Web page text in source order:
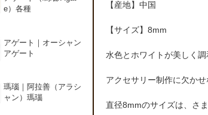
【産地】中国
【サイズ】8mm
水色とホワイトが美しく調
アクセサリー制作に欠かせ
直径8mmのサイズは、さ
e）各種
アゲート｜オーシャン
アゲート
瑪瑙｜阿拉善（アラシ
ャン）瑪瑙